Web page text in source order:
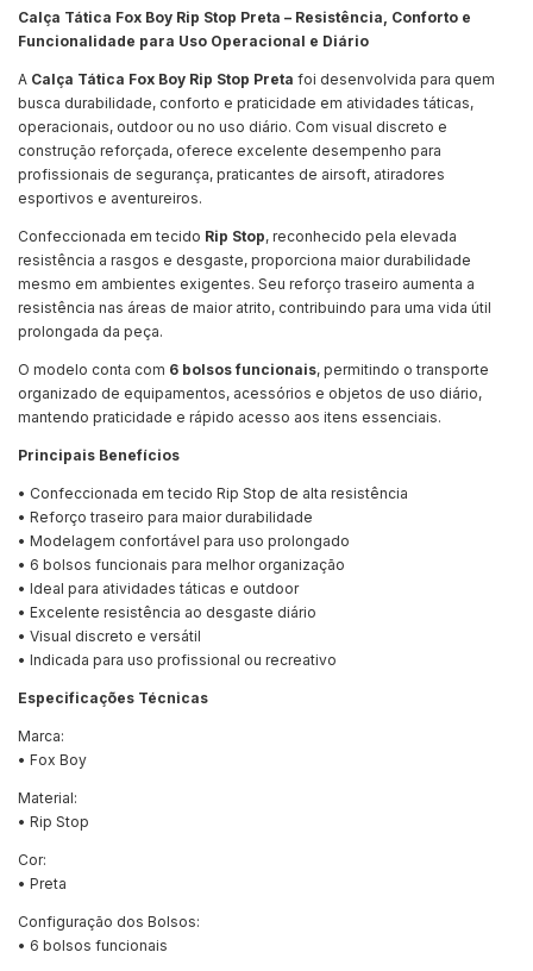
Calça Tática Fox Boy Rip Stop Preta – Resistência, Conforto e
Funcionalidade para Uso Operacional e Diário
A Calça Tática Fox Boy Rip Stop Preta foi desenvolvida para quem
busca durabilidade, conforto e praticidade em atividades táticas,
operacionais, outdoor ou no uso diário. Com visual discreto e
construção reforçada, oferece excelente desempenho para
profissionais de segurança, praticantes de airsoft, atiradores
esportivos e aventureiros.
Confeccionada em tecido Rip Stop, reconhecido pela elevada
resistência a rasgos e desgaste, proporciona maior durabilidade
mesmo em ambientes exigentes. Seu reforço traseiro aumenta a
resistência nas áreas de maior atrito, contribuindo para uma vida útil
prolongada da peça.
O modelo conta com 6 bolsos funcionais, permitindo o transporte
organizado de equipamentos, acessórios e objetos de uso diário,
mantendo praticidade e rápido acesso aos itens essenciais.
Principais Benefícios
• Confeccionada em tecido Rip Stop de alta resistência
• Reforço traseiro para maior durabilidade
• Modelagem confortável para uso prolongado
• 6 bolsos funcionais para melhor organização
• Ideal para atividades táticas e outdoor
• Excelente resistência ao desgaste diário
• Visual discreto e versátil
• Indicada para uso profissional ou recreativo
Especificações Técnicas
Marca:
• Fox Boy
Material:
• Rip Stop
Cor:
• Preta
Configuração dos Bolsos:
• 6 bolsos funcionais